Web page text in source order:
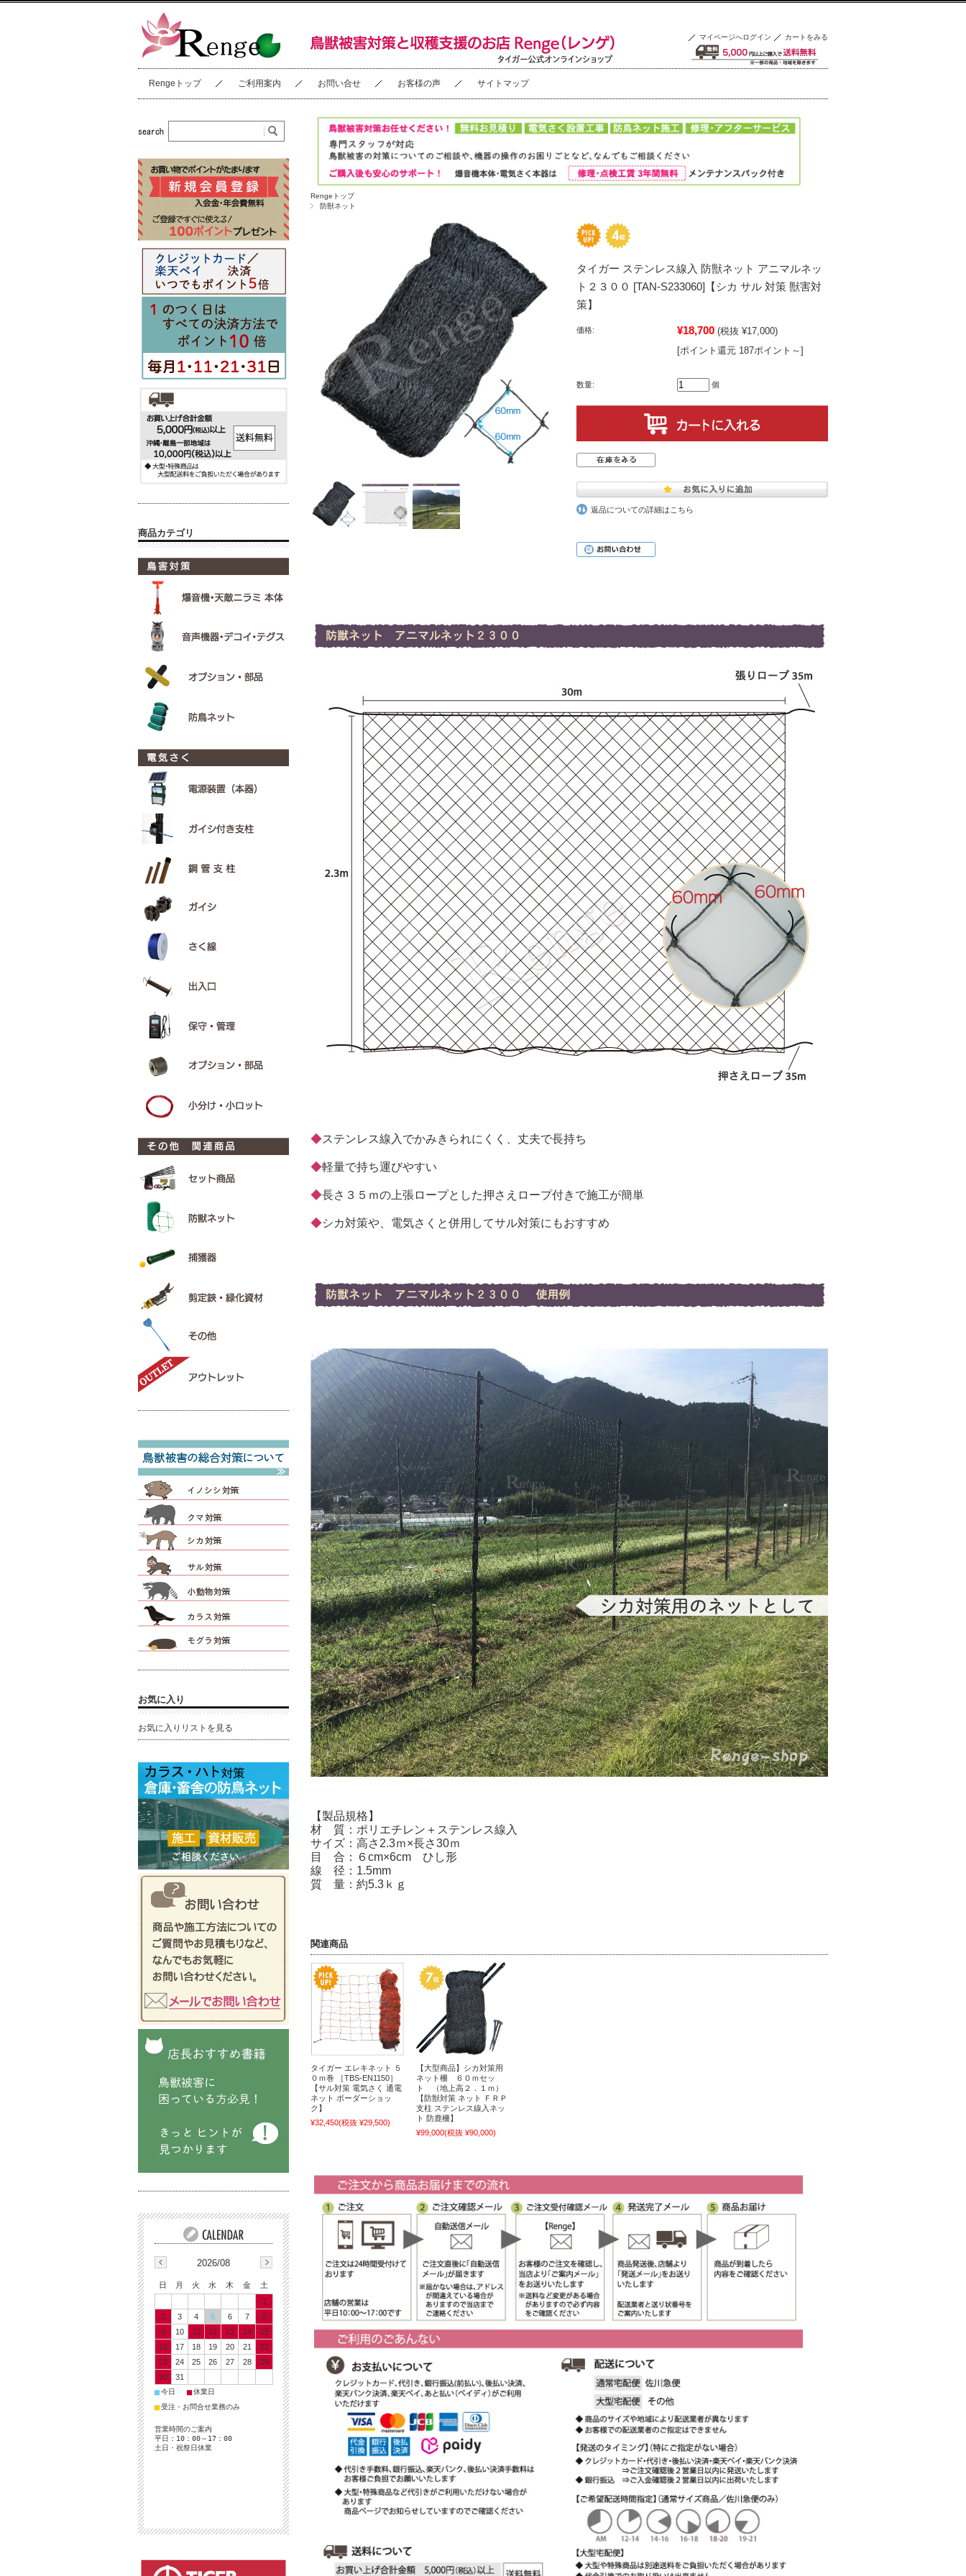
マイページへログイン カートをみる
Rengeトップ ご利用案内 お問い合せ お客様の声 サイトマップ
Rengeトップ
防獣ネット
タイガー ステンレス線入 防獣ネット アニマルネッ
ト２３００ [TAN-S233060]【シカ サル 対策 獣害対
策】
価格: ¥18,700 (税抜 ¥17,000)
[ポイント還元 187ポイント～]
数量: 個
返品についての詳細はこちら
◆ステンレス線入でかみきられにくく、丈夫で長持ち
◆軽量で持ち運びやすい
◆長さ３５ｍの上張ロープとした押さえロープ付きで施工が簡単
◆シカ対策や、電気さくと併用してサル対策にもおすすめ
【製品規格】
材 質：ポリエチレン＋ステンレス線入
サイズ：高さ2.3ｍ×長さ30ｍ
目 合：６cm×6cm ひし形
線 径：1.5mm
質 量：約5.3ｋｇ
関連商品
タイガー エレキネット ５
０ｍ巻 ［TBS-EN1150］
【サル対策 電気さく 通電
ネット ボーダーショッ
ク】
¥32,450(税抜 ¥29,500)
【大型商品】シカ対策用
ネット柵 ６０ｍセッ
ト （地上高２．１ｍ）
【防獣対策 ネット ＦＲＰ
支柱 ステンレス線入ネッ
ト 防鹿柵】
¥99,000(税抜 ¥90,000)
商品カテゴリ
お気に入り
お気に入りリストを見る
2026/08
日 月 火 水 木 金
土
1
2
3 4 5 6 7
8
9
10 11 12 13 14
15
16
17 18 19 20 21
22
23
24 25 26 27 28
29
30
31
■今日 ■休業日
■受注・お問合せ業務のみ
営業時間のご案内
平日：10：00～17：00
土日・祝祭日休業